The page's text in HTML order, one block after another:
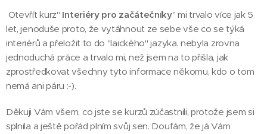
Otevřít kurz" Interiéry pro začátečníky" mi trvalo více jak 5
let, jenoduše proto, že vytáhnout ze sebe vše co se týká
interiérů a přeložit to do "laického" jazyka, nebyla zrovna
jednoduchá práce a trvalo mi, než jsem na to přišla, jak
zprostředkovat všechny tyto informace někomu, kdo o tom
nemá ani páru :-).
Děkuji Vám všem, co jste se kurzů zúčastnili, protože jsem si
splnila a ještě pořád plním svůj sen. Doufám, že já Vám